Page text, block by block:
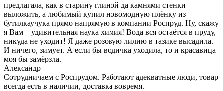
предлагала, как в старину глиной да камнями стенки
выложить, а любимый купил новомодную плёнку из
бутилкаучука прямо напрямую в компании Роспруд. Ну, скажу
я Вам – удивительная наука химия! Вода вся остаётся в пруду,
никуда не уходит! Я даже розовую лилию в тазике высадила.
И ничего, зимует. А если бы водичка уходила, то и красавица
моя бы замёрзла.
Александр
Сотрудничаем с Роспрудом. Работают адекватные люди, товар
всегда есть в наличии, доставка вовремя.